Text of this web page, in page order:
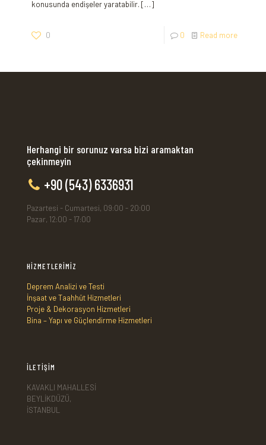
konusunda endişeler yaratabilir. […]
0 0 Read more
Herhangi bir sorunuz varsa bizi aramaktan
çekinmeyin
+90 (543) 6336931
Pazartesi - Cumartesi, 09:00 - 20:00
Pazar, 12:00 - 17:00
HİZMETLERİMİZ
Deprem Analizi ve Testi
İnşaat ve Taahhüt Hizmetleri
Proje & Dekorasyon Hizmetleri
Bina – Yapı ve Güçlendirme Hizmetleri
İLETİŞİM
KAVAKLI MAHALLESİ
BEYLİKDÜZÜ,
İSTANBUL